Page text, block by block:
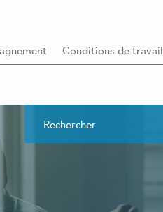
Conditions de travail